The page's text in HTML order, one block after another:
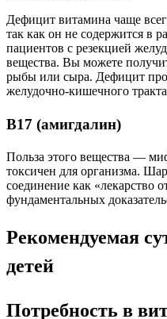
Дефицит витамина чаще
так как он не содержится в
пациентов с резекцией
вещества. Вы можете
рыбы или сыра. Дефицит
желудочно-кишечного
B17 (амигдалин)
Польза этого вещества —
токсичен для организма.
соединение как «лекарство
фундаментальных
Рекомендуемая
детей
Потребность в